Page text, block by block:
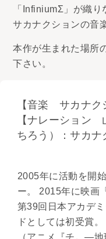
「InfiniumΣ」が織り
サカナクションの音
本作が生まれた場所
下さい。
【音楽 サカナク
【ナレーショ
ちろう）：サカナ
2005年に活動を開
ー。 2015年に映画
第39回⽇本アカデ
ドとしては初受賞
（アニメ『チ。―